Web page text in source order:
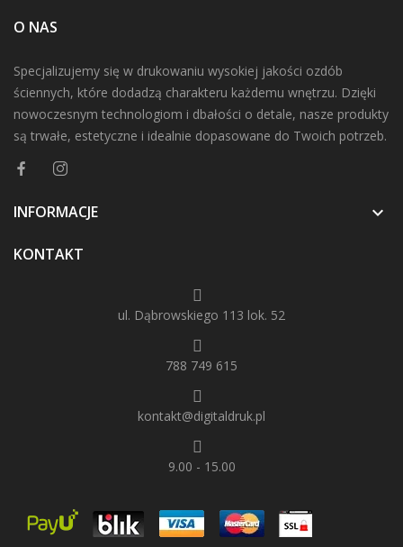
O NAS
Specjalizujemy się w drukowaniu wysokiej jakości ozdób
ściennych, które dodadzą charakteru każdemu wnętrzu. Dzięki
nowoczesnym technologiom i dbałości o detale, nasze produkty
są trwałe, estetyczne i idealnie dopasowane do Twoich potrzeb.
INFORMACJE 
KONTAKT
ul. Dąbrowskiego 113 lok. 52
788 749 615
kontakt@digitaldruk.pl
9.00 - 15.00